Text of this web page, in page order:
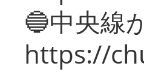
🔵中央線
https://